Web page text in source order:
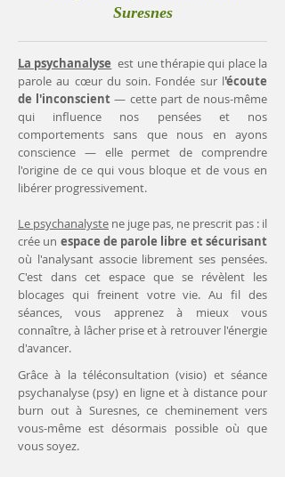
Suresnes
La psychanalyse est une thérapie qui place la
parole au cœur du soin. Fondée sur l'écoute
de l'inconscient— cette part de nous-même
qui influence nos pensées et nos
comportements sans que nous en ayons
conscience — elle permet de comprendre
l'origine de ce qui vous bloque et de vous en
libérer progressivement.
Le psychanalyste ne juge pas, ne prescrit pas : il
crée un espace de parole libre et sécurisant
où l'analysant associe librement ses pensées.
C'est dans cet espace que se révèlent les
blocages qui freinent votre vie. Au fil des
séances, vous apprenez à mieux vous
connaître, à lâcher prise et à retrouver l'énergie
d'avancer.
Grâce à la téléconsultation (visio) et séance
psychanalyse (psy) en ligne et à distance pour
burn out à Suresnes, ce cheminement vers
vous-même est désormais possible où que
vous soyez.